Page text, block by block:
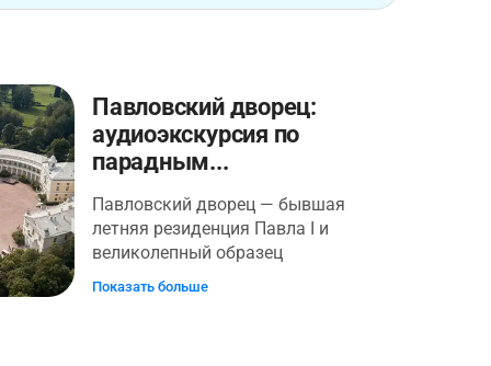
Павловский дворец:
аудиоэкскурсия по
парадным...
Павловский дворец — бывшая
летняя резиденция Павла I и
великолепный образец
неоклассицизма конца 18 века.
Показать больше